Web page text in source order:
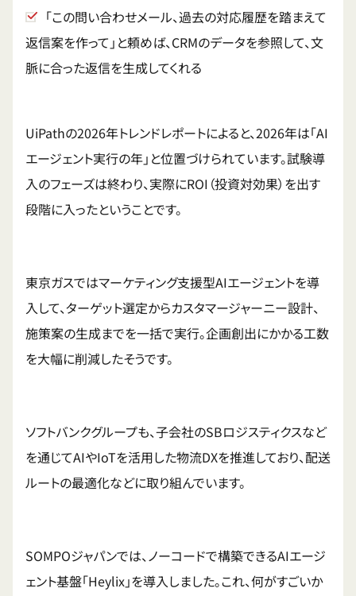
「この問い合わせメール、過去の対応履歴を踏まえて
返信案を作って」と頼めば、CRMのデータを参照して、文
脈に合った返信を生成してくれる
UiPathの2026年トレンドレポートによると、2026年は「AI
エージェント実行の年」と位置づけられています。試験導
入のフェーズは終わり、実際にROI（投資対効果）を出す
段階に入ったということです。
東京ガスではマーケティング支援型AIエージェントを導
入して、ターゲット選定からカスタマージャーニー設計、
施策案の生成までを一括で実行。企画創出にかかる工数
を大幅に削減したそうです。
ソフトバンクグループも、子会社のSBロジスティクスなど
を通じてAIやIoTを活用した物流DXを推進しており、配送
ルートの最適化などに取り組んでいます。
SOMPOジャパンでは、ノーコードで構築できるAIエージ
ェント基盤「Heylix」を導入しました。これ、何がすごいか